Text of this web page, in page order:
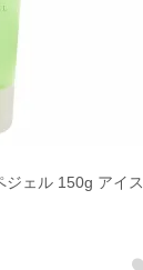
ジェル 150g アイス